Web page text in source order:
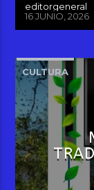
editorgeneral
16 JUNIO, 2026
CULTURA